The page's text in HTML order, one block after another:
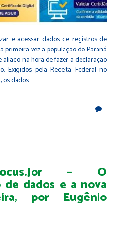
e acessar dados de registros de
primeira vez a população do Paraná
na hora de fazer a declaração
Exigidos pela Receita Federal no
os dados…
– O
dados e a nova
por Eugênio